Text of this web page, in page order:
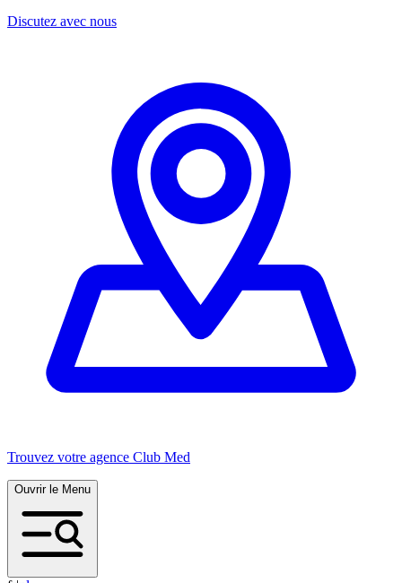
Discutez avec nous
Trouvez votre agence Club Med
Ouvrir le Menu